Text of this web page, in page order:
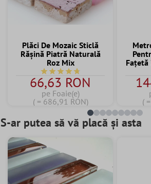
Plăci De Mozaic Sticlă
Răşină Piatră Naturală
Roz Mix
Durchschnittliche Bewertung
66,63 RON
pe Foaie(e)
( = 686,91 RON)
Fațetă
(
S-ar putea să vă placă și asta